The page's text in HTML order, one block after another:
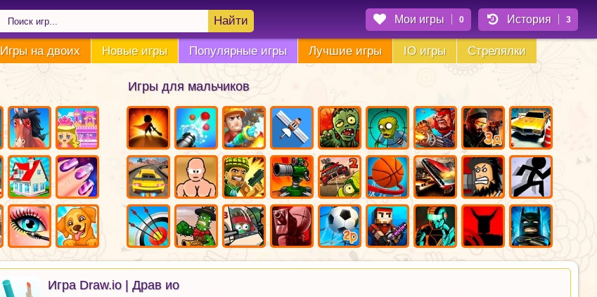
Найти Мои игры 0 История 3
Игры на двоих Новые игры Популярные игры Лучшие игры IO игры Стрелялки
Игры для мальчиков
Игра Draw.io | Драв ио